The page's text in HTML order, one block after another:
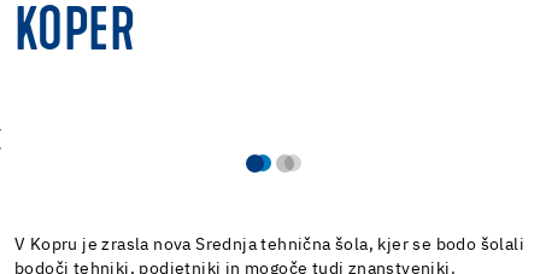
KOPER
V Kopru je zrasla nova Srednja tehnična šola, kjer se bodo šolali
bodoči tehniki, podjetniki in mogoče tudi znanstveniki.